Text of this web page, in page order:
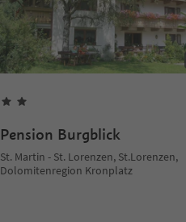
Pension Burgblick
St. Martin - St. Lorenzen, St.Lorenzen,
Dolomitenregion Kronplatz